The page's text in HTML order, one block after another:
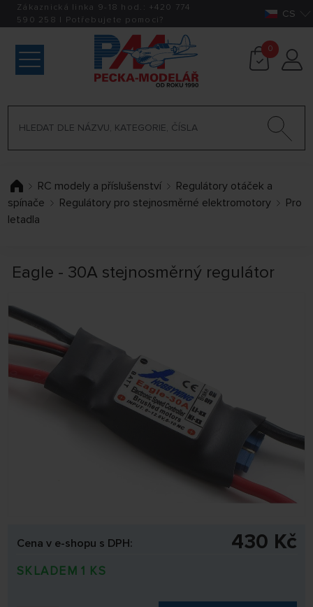
Zákaznická linka 9-18 hod.: +420 774
590 258 | Potřebujete pomoci? CS
0
RC modely a příslušenství
Regulátory otáček a
spínače
Regulátory pro stejnosměrné elektromotory
Pro
letadla
Eagle - 30A stejnosměrný regulátor
Cena v e-shopu s DPH: 430 Kč
SKLADEM 1 KS